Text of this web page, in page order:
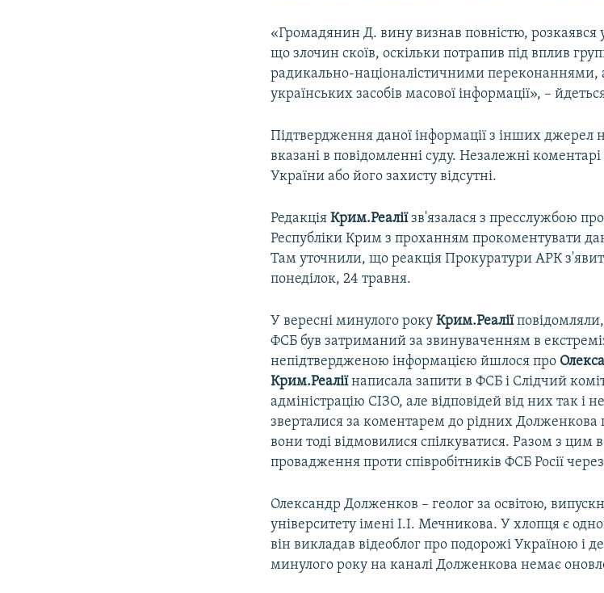
«Громадянин Д. вину визнав повністю,
що злочин скоїв, оскільки потрапив під вплив
радикально-націоналістичними переконаннями,
українських засобів масової інформації», –
Підтвердження даної інформації з інших джерел
вказані в повідомленні суду. Незалежні
України або його захисту відсутні.
РедакціяКрим.Реаліїзв'язалася з пресслужбою
Республіки Крим з проханням прокоментувати
Там уточнили, що реакція Прокуратури АРК
понеділок, 24 травня.
У вересні минулого рокуКрим.Реалії
ФСБ був затриманий за звинуваченням в
непідтвердженою інформацією йшлося про
Крим.Реаліїнаписала запити в ФСБ і Слідчий
адміністрацію СІЗО, але відповідей від них так і
зверталися за коментарем до рідних
вони тоді відмовилися спілкуватися. Разом з цим
провадження проти співробітників ФСБ Росії
Олександр Долженков – геолог за освітою,
університету імені І.І. Мечникова. У хлопця є
він викладав відеоблог про подорожі Україною і
минулого року на каналі Долженкова немає